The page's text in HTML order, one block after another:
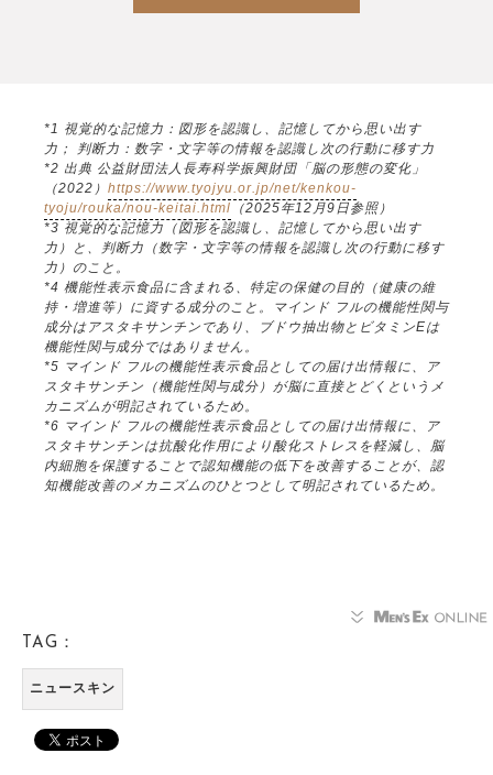
*1 視覚的な記憶力：図形を認識し、記憶してから思い出す
力； 判断力：数字・文字等の情報を認識し次の行動に移す力
*2 出典 公益財団法人長寿科学振興財団「脳の形態の変化」
（2022） https://www.tyojyu.or.jp/net/kenkou-
tyoju/rouka/nou-keitai.html （2025年12月9日参照）
*3 視覚的な記憶力（図形を認識し、記憶してから思い出す
力）と、判断力（数字・文字等の情報を認識し次の行動に移す
力）のこと。
*4 機能性表示食品に含まれる、特定の保健の目的（健康の維
持・増進等）に資する成分のこと。マインド フルの機能性関与
成分はアスタキサンチンであり、ブドウ抽出物とビタミンEは
機能性関与成分ではありません。
*5 マインド フルの機能性表示食品としての届け出情報に、ア
スタキサンチン（機能性関与成分）が脳に直接とどくというメ
カニズムが明記されているため。
*6 マインド フルの機能性表示食品としての届け出情報に、ア
スタキサンチンは抗酸化作用により酸化ストレスを軽減し、脳
内細胞を保護することで認知機能の低下を改善することが、認
知機能改善のメカニズムのひとつとして明記されているため。
TAG：
ニュースキン